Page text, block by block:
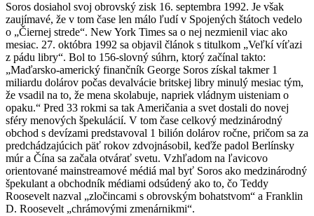
Soros dosiahol svoj obrovský zisk 16. septembra 1992. Je však
zaujímavé, že v tom čase len málo ľudí v Spojených štátoch vedelo
o „Čiernej strede“. New York Times sa o nej nezmienil viac ako
mesiac. 27. októbra 1992 sa objavil článok s titulkom „Veľkí víťazi
z pádu libry“. Bol to 156-slovný súhrn, ktorý začínal takto:
„Maďarsko-americký finančník George Soros získal takmer 1
miliardu dolárov počas devalvácie britskej libry minulý mesiac tým,
že vsadil na to, že mena skolabuje, napriek vládnym uisteniam o
opaku.“ Pred 33 rokmi sa tak Američania a svet dostali do novej
sféry menových špekulácií. V tom čase celkový medzinárodný
obchod s devízami predstavoval 1 bilión dolárov ročne, pričom sa za
predchádzajúcich päť rokov zdvojnásobil, keďže padol Berlínsky
múr a Čína sa začala otvárať svetu. Vzhľadom na ľavicovo
orientované mainstreamové médiá mal byť Soros ako medzinárodný
špekulant a obchodník médiami odsúdený ako to, čo Teddy
Roosevelt nazval „zločincami s obrovským bohatstvom“ a Franklin
D. Roosevelt „chrámovými zmenárnikmi“.